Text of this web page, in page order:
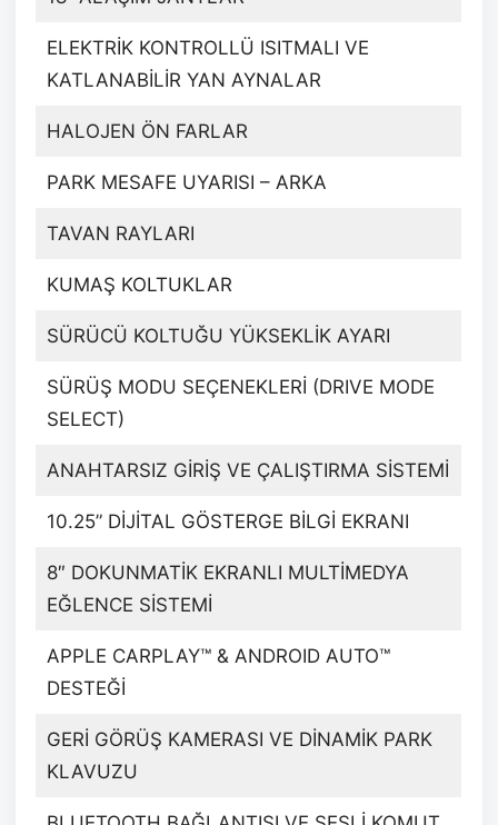
ELEKTRİK KONTROLLÜ ISITMALI VE
KATLANABİLİR YAN AYNALAR
HALOJEN ÖN FARLAR
PARK MESAFE UYARISI – ARKA
TAVAN RAYLARI
KUMAŞ KOLTUKLAR
SÜRÜCÜ KOLTUĞU YÜKSEKLİK AYARI
SÜRÜŞ MODU SEÇENEKLERİ (DRIVE MODE
SELECT)
ANAHTARSIZ GİRİŞ VE ÇALIŞTIRMA SİSTEMİ
10.25” DİJİTAL GÖSTERGE BİLGİ EKRANI
8″ DOKUNMATİK EKRANLI MULTİMEDYA
EĞLENCE SİSTEMİ
APPLE CARPLAY™ & ANDROID AUTO™
DESTEĞİ
GERİ GÖRÜŞ KAMERASI VE DİNAMİK PARK
KLAVUZU